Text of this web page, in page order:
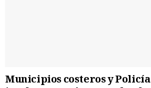
Municipios costeros y Policía